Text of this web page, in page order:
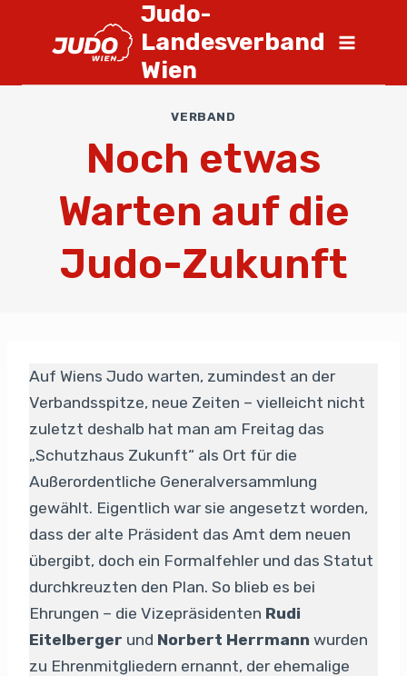
Judo-
Landesverband
Wien
VERBAND
Noch etwas
Warten auf die
Judo-Zukunft
Auf Wiens Judo warten, zumindest an der
Verbandsspitze, neue Zeiten – vielleicht nicht
zuletzt deshalb hat man am Freitag das
„Schutzhaus Zukunft“ als Ort für die
Außerordentliche Generalversammlung
gewählt. Eigentlich war sie angesetzt worden,
dass der alte Präsident das Amt dem neuen
übergibt, doch ein Formalfehler und das Statut
durchkreuzten den Plan. So blieb es bei
Ehrungen – die Vizepräsidenten Rudi
Eitelberger und Norbert Herrmann wurden
zu Ehrenmitgliedern ernannt, der ehemalige